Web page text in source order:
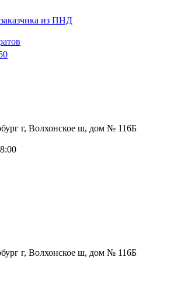
из ПНД
г, Волхонское ш, дом № 116Б
г, Волхонское ш, дом № 116Б